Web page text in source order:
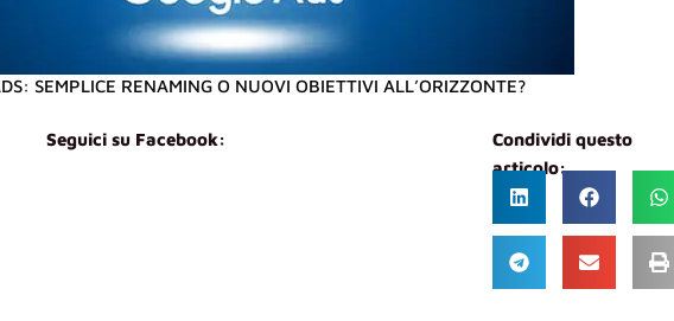
SEMPLICE RENAMING O NUOVI OBIETTIVI ALL’ORIZZONTE?
Seguici su Facebook:
Condividi questo
articolo: